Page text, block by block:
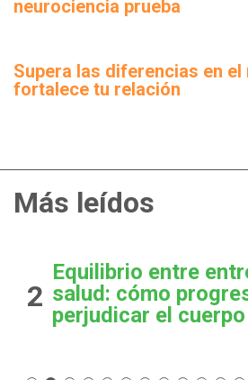
neurociencia prueba
Supera las diferencias en
fortalece tu relación
Más leídos
2
Equilibrio entre
salud: cómo
perjudicar el cuerpo